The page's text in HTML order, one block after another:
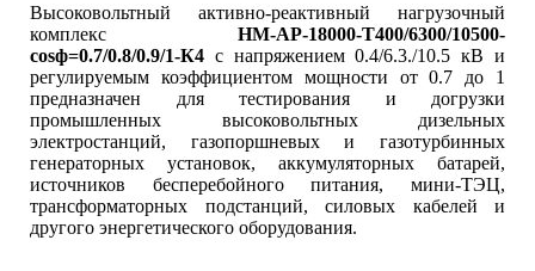
Высоковольтный активно-реактивный нагрузочный
комплекс НМ-АР-18000-Т400/6300/10500-
cosф=0.7/0.8/0.9/1-К4 с напряжением 0.4/6.3./10.5 кВ и
регулируемым коэффициентом мощности от 0.7 до 1
предназначен для тестирования и догрузки
промышленных высоковольтных дизельных
электростанций, газопоршневых и газотурбинных
генераторных установок, аккумуляторных батарей,
источников бесперебойного питания, мини-ТЭЦ,
трансформаторных подстанций, силовых кабелей и
другого энергетического оборудования.